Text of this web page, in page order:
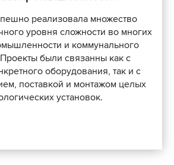
реализовала множество
уровня сложности во многих
и коммунального
были связанны как с
оборудования, так и с
поставкой и монтажом целых
установок.